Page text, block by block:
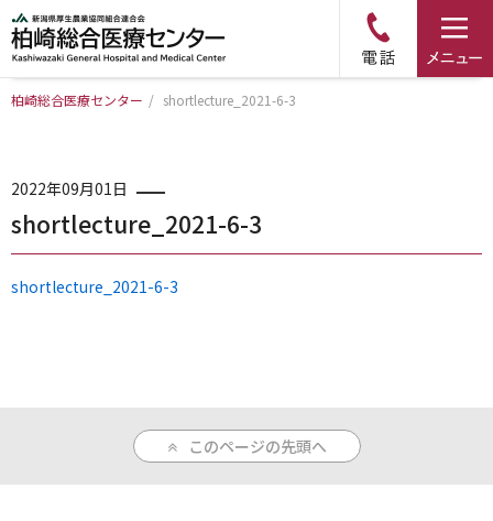
病院について
診療科・部門のご案内
入院のご案内
柏崎総合医療センター / shortlecture_2021-6-3
2022年09月01日
shortlecture_2021-6-3
shortlecture_2021-6-3
このページの先頭へ